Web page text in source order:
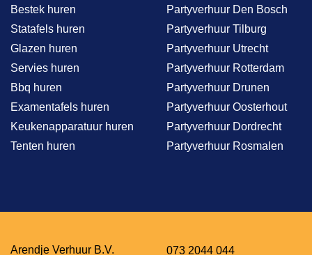
Bestek huren
Statafels huren
Glazen huren
Servies huren
Bbq huren
Examentafels huren
Keukenapparatuur huren
Tenten huren
Partyverhuur Den Bosch
Partyverhuur Tilburg
Partyverhuur Utrecht
Partyverhuur Rotterdam
Partyverhuur Drunen
Partyverhuur Oosterhout
Partyverhuur Dordrecht
Partyverhuur Rosmalen
Arendje Verhuur B.V. 073 2044 044